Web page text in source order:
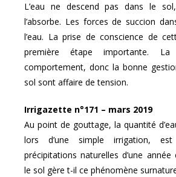
L’eau ne descend pas dans le
l’absorbe. Les forces de succion
l’eau. La prise de conscience de
première étape importante. La
comportement, donc la bonne
sol sont affaire de tension.
Irrigazette n°171 – mars 2019
Au point de gouttage, la quantité
lors d’une simple irrigation,
précipitations naturelles d’une
le sol gère t-il ce phénomène